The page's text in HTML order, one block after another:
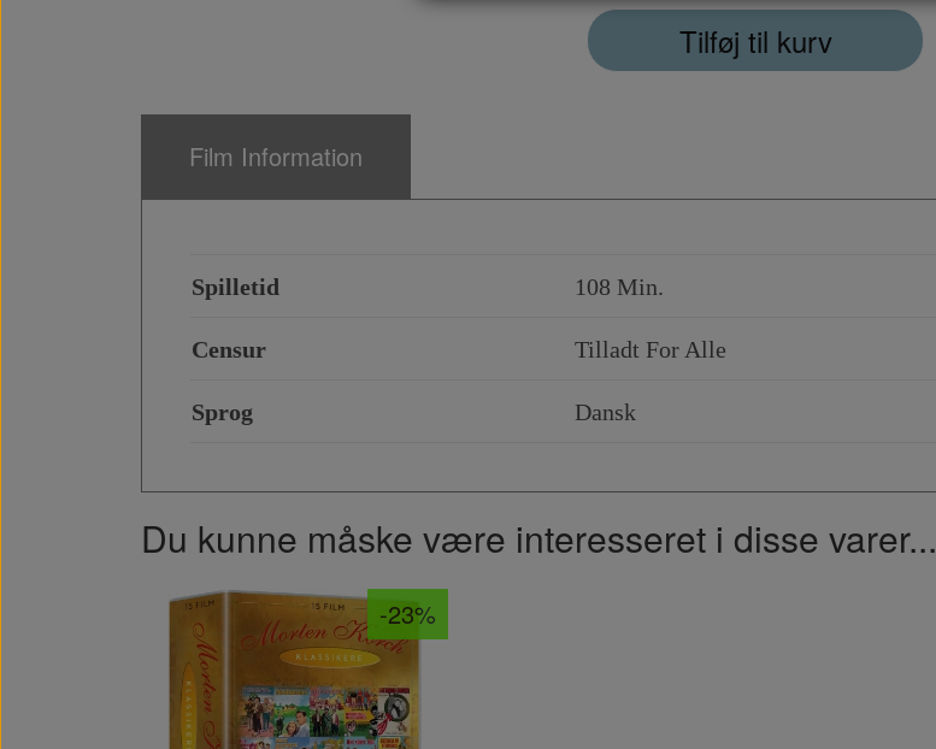
Tilføj til kurv
Film Information
Spilletid 108 Min.
Censur Tilladt For Alle
Sprog Dansk
Du kunne måske være interesseret i disse varer...
-23%